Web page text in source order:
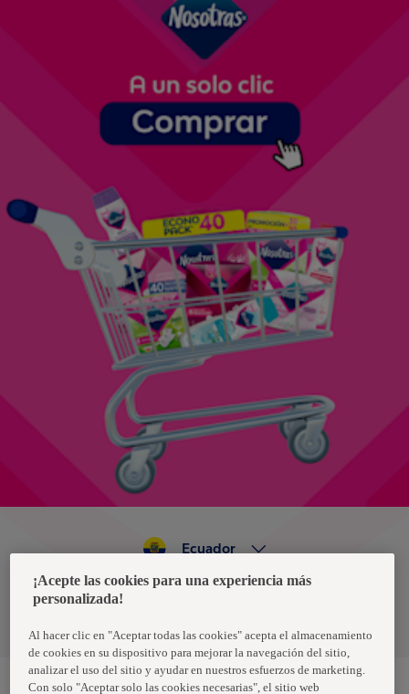
Política de privacidad de datos
Ecuador
¡Acepte las cookies para una experiencia más
personalizada!
Al hacer clic en "Aceptar todas las cookies" acepta el almacenamiento
de cookies en su dispositivo para mejorar la navegación del sitio,
analizar el uso del sitio y ayudar en nuestros esfuerzos de marketing.
Con solo "Aceptar solo las cookies necesarias", el sitio web